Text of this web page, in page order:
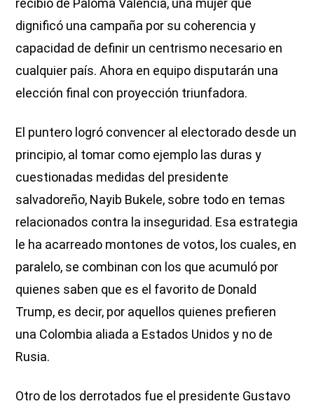
recibió de Paloma Valencia, una mujer que
dignificó una campaña por su coherencia y
capacidad de definir un centrismo necesario en
cualquier país. Ahora en equipo disputarán una
elección final con proyección triunfadora.
El puntero logró convencer al electorado desde un
principio, al tomar como ejemplo las duras y
cuestionadas medidas del presidente
salvadoreño, Nayib Bukele, sobre todo en temas
relacionados contra la inseguridad. Esa estrategia
le ha acarreado montones de votos, los cuales, en
paralelo, se combinan con los que acumuló por
quienes saben que es el favorito de Donald
Trump, es decir, por aquellos quienes prefieren
una Colombia aliada a Estados Unidos y no de
Rusia.
Otro de los derrotados fue el presidente Gustavo